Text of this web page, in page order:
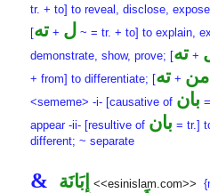
tr. + to] to reveal, disclose,
[
ل +ته ~ = tr. + to] to explain,
demonstrate, show, prove; [
+ته
+ from] to differentiate; [ من +ته
<sememe> -i- [causative of بان
appear -ii- [resultive of بان = tr.]
different; ~ separate
& إِبَانَة <<esinislam.com>>